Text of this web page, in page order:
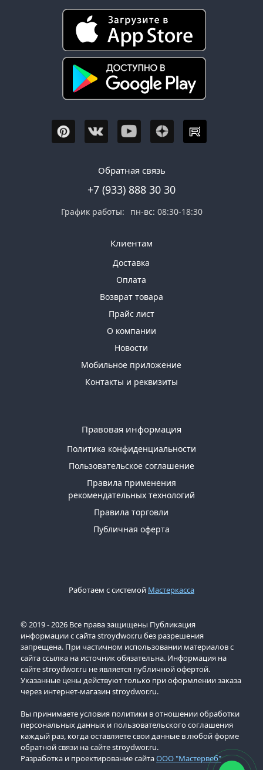
Обратная связь
+7 (933) 888 30 30
График работы: пн-вс: 08:30-18:30
Клиентам
Доставка
Оплата
Возврат товара
Прайс лист
О компании
Новости
Мобильное приложение
Контакты и реквизиты
Правовая информация
Политика конфиденциальности
Пользовательское соглашение
Правила применения
рекомендательных технологий
Правила торговли
Публичная оферта
Работаем с системой Мастеркасса
© 2019 - 2026 Все права защищены Публикация
информации с сайта stroydwor.ru без разрешения
запрещена. При частичном использовании материалов с
сайта ссылка на источник обязательна. Информация на
сайте stroydwor.ru не является публичной офертой.
Указанные цены действуют только при оформлении заказа
через интернет-магазин stroydwor.ru.
Вы принимаете условия политики в отношении обработки
персональных данных и пользовательского соглашения
каждый раз, когда оставляете свои данные в любой форме
обратной связи на сайте stroydwor.ru.
Разработка и проектирование сайтаООО "Мастервеб"